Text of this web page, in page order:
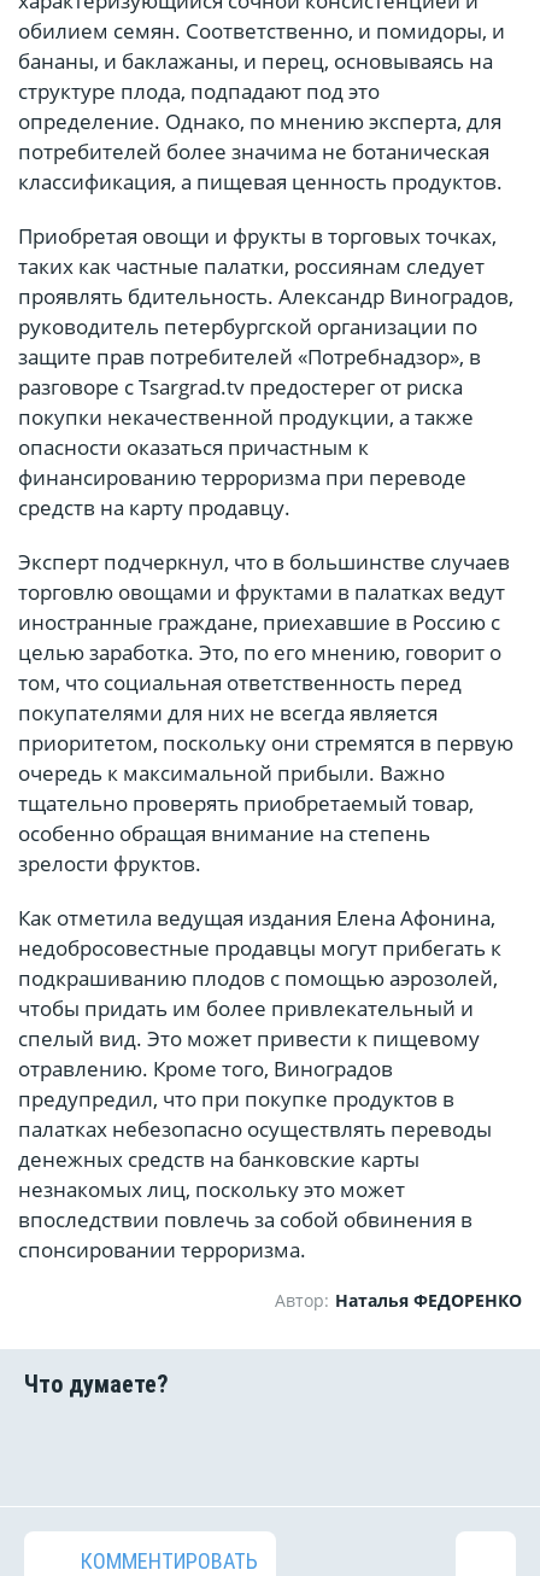
обилием семян. Соответственно, и помидоры, и
бананы, и баклажаны, и перец, основываясь на
структуре плода, подпадают под это
определение. Однако, по мнению эксперта, для
потребителей более значима не ботаническая
классификация, а пищевая ценность продуктов.
Приобретая овощи и фрукты в торговых точках,
таких как частные палатки, россиянам следует
проявлять бдительность. Александр Виноградов,
руководитель петербургской организации по
защите прав потребителей «Потребнадзор», в
разговоре с Tsargrad.tv предостерег от риска
покупки некачественной продукции, а также
опасности оказаться причастным к
финансированию терроризма при переводе
средств на карту продавцу.
Эксперт подчеркнул, что в большинстве случаев
торговлю овощами и фруктами в палатках ведут
иностранные граждане, приехавшие в Россию с
целью заработка. Это, по его мнению, говорит о
том, что социальная ответственность перед
покупателями для них не всегда является
приоритетом, поскольку они стремятся в первую
очередь к максимальной прибыли. Важно
тщательно проверять приобретаемый товар,
особенно обращая внимание на степень
зрелости фруктов.
Как отметила ведущая издания Елена Афонина,
недобросовестные продавцы могут прибегать к
подкрашиванию плодов с помощью аэрозолей,
чтобы придать им более привлекательный и
спелый вид. Это может привести к пищевому
отравлению. Кроме того, Виноградов
предупредил, что при покупке продуктов в
палатках небезопасно осуществлять переводы
денежных средств на банковские карты
незнакомых лиц, поскольку это может
впоследствии повлечь за собой обвинения в
спонсировании терроризма.
Автор: Наталья ФЕДОРЕНКО
КОММЕНТИРОВАТЬ